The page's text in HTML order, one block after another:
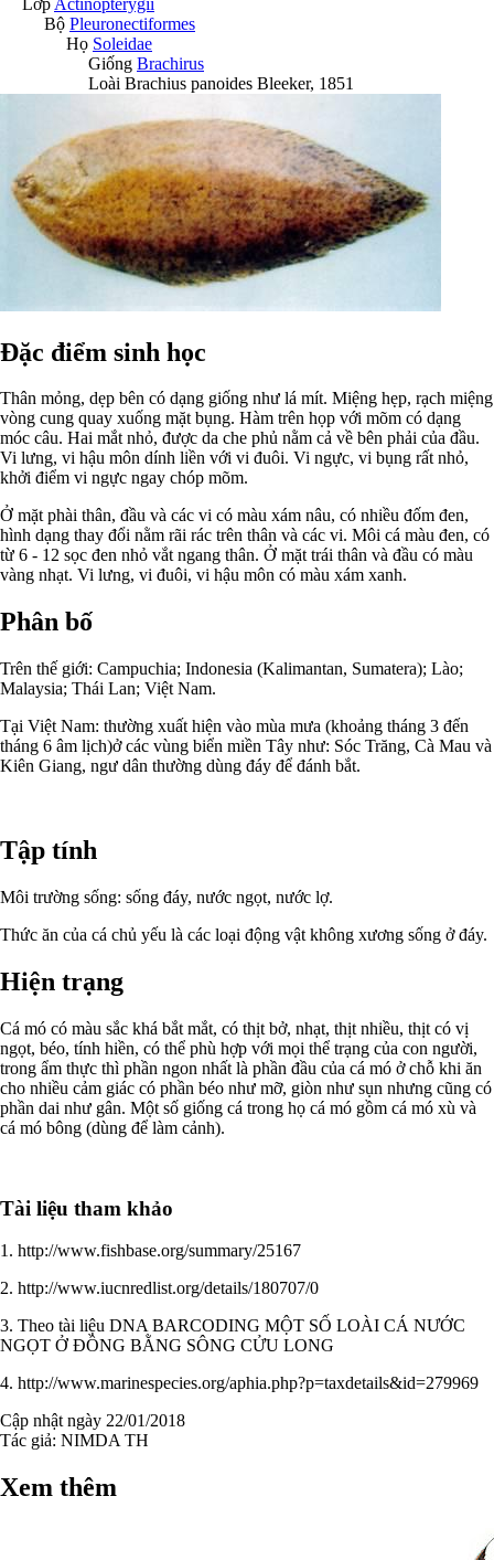
Bộ Pleuronectiformes
Họ Soleidae
Giống Brachirus
Loài Brachius panoides Bleeker, 1851
Đặc điểm sinh học
Thân mỏng, dẹp bên có dạng giống như lá mít. Miệng hẹp, rạch miệng
vòng cung quay xuống mặt bụng. Hàm trên họp với mõm có dạng
móc câu. Hai mắt nhỏ, được da che phủ nằm cả về bên phải của đầu.
Vi lưng, vi hậu môn dính liền với vi đuôi. Vi ngực, vi bụng rất nhỏ,
khởi điểm vi ngực ngay chóp mõm.
Ở mặt phài thân, đầu và các vi có màu xám nâu, có nhiều đốm đen,
hình dạng thay đổi nằm rãi rác trên thân và các vi. Môi cá màu đen, có
từ 6 - 12 sọc đen nhỏ vắt ngang thân. Ở mặt trái thân và đầu có màu
vàng nhạt. Vi lưng, vi đuôi, vi hậu môn có màu xám xanh.
Phân bố
Trên thế giới: Campuchia; Indonesia (Kalimantan, Sumatera); Lào;
Malaysia; Thái Lan; Việt Nam.
Tại Việt Nam: thường xuất hiện vào mùa mưa (khoảng tháng 3 đến
tháng 6 âm lịch)ở các vùng biển miền Tây như: Sóc Trăng, Cà Mau và
Kiên Giang, ngư dân thường dùng đáy để đánh bắt.
Tập tính
Môi trường sống: sống đáy, nước ngọt, nước lợ.
Thức ăn của cá chủ yếu là các loại động vật không xương sống ở đáy.
Hiện trạng
Cá mó có màu sắc khá bắt mắt, có thịt bở, nhạt, thịt nhiều, thịt có vị
ngọt, béo, tính hiền, có thể phù hợp với mọi thể trạng của con người,
trong ẩm thực thì phần ngon nhất là phần đầu của cá mó ở chỗ khi ăn
cho nhiều cảm giác có phần béo như mỡ, giòn như sụn nhưng cũng có
phần dai như gân. Một số giống cá trong họ cá mó gồm cá mó xù và
cá mó bông (dùng để làm cảnh).
Tài liệu tham khảo
1. http://www.fishbase.org/summary/25167
2. http://www.iucnredlist.org/details/180707/0
3. Theo tài liệu DNA BARCODING MỘT SỐ LOÀI CÁ NƯỚC
NGỌT Ở ĐỒNG BẰNG SÔNG CỬU LONG
4. http://www.marinespecies.org/aphia.php?p=taxdetails&id=279969
Cập nhật ngày 22/01/2018
Tác giả: NIMDA TH
Xem thêm